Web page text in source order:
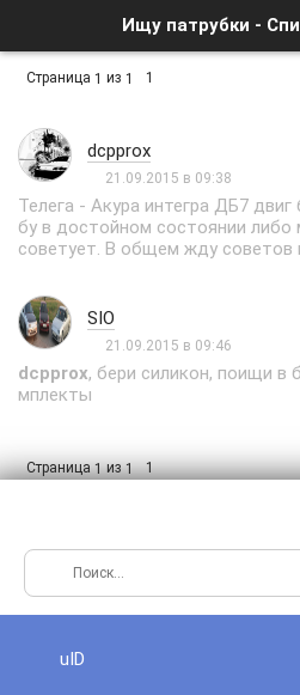
Ищу патрубки -
Страница 1 из 1 1
dcpprox
21.09.2015 в 09:38
Телега - Акура интегра ДБ7
бу в достойном состоянии
советует. В общем жду советов
SIO
21.09.2015 в 09:46
dcpprox, бери силикон, поищи в
мплекты
Страница1из1 1
uID